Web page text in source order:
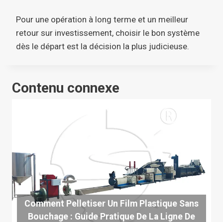
Pour une opération à long terme et un meilleur
retour sur investissement, choisir le bon système
dès le départ est la décision la plus judicieuse.
Contenu connexe
Comment Pelletiser Un Film Plastique Sans
Bouchage : Guide Pratique De La Ligne De